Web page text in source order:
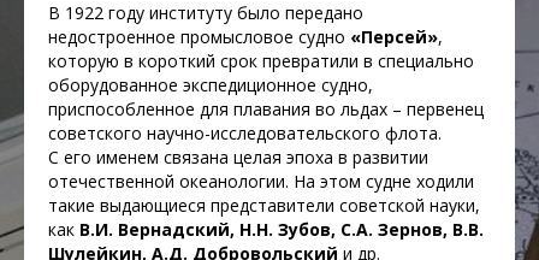
В 1922 году институту было передано
недостроенное промысловое судно «Персей»,
которую в короткий срок превратили в специально
оборудованное экспедиционное судно,
приспособленное для плавания во льдах – первенец
советского научно-исследовательского флота.
С его именем связана целая эпоха в развитии
отечественной океанологии. На этом судне ходили
такие выдающиеся представители советской науки,
как В.И. Вернадский, Н.Н. Зубов, С.А. Зернов, В.В.
Шулейкин, А.Д. Добровольский и др.